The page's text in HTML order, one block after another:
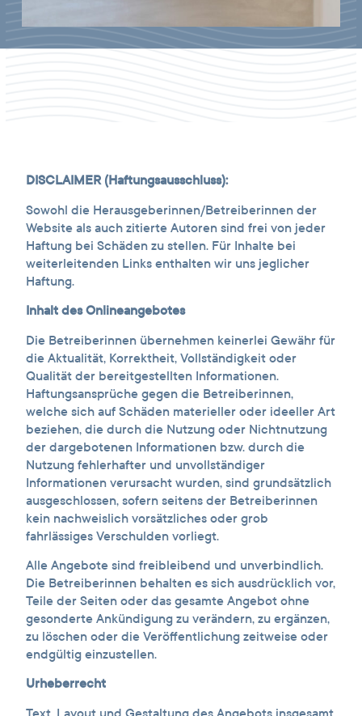
DISCLAIMER (Haftungsausschluss):
Sowohl die Herausgeberinnen/Betreiberinnen der
Website als auch zitierte Autoren sind frei von jeder
Haftung bei Schäden zu stellen. Für Inhalte bei
weiterleitenden Links enthalten wir uns jeglicher
Haftung.
Inhalt des Onlineangebotes
Die Betreiberinnen übernehmen keinerlei Gewähr für
die Aktualität, Korrektheit, Vollständigkeit oder
Qualität der bereitgestellten Informationen.
Haftungsansprüche gegen die Betreiberinnen,
welche sich auf Schäden materieller oder ideeller Art
beziehen, die durch die Nutzung oder Nichtnutzung
der dargebotenen Informationen bzw. durch die
Nutzung fehlerhafter und unvollständiger
Informationen verursacht wurden, sind grundsätzlich
ausgeschlossen, sofern seitens der Betreiberinnen
kein nachweislich vorsätzliches oder grob
fahrlässiges Verschulden vorliegt.
Alle Angebote sind freibleibend und unverbindlich.
Die Betreiberinnen behalten es sich ausdrücklich vor,
Teile der Seiten oder das gesamte Angebot ohne
gesonderte Ankündigung zu verändern, zu ergänzen,
zu löschen oder die Veröffentlichung zeitweise oder
endgültig einzustellen.
Urheberrecht